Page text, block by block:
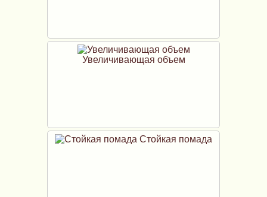
Увеличивающая объем
Стойкая помада